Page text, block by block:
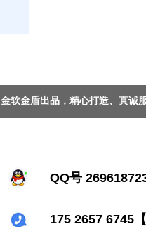
金软金盾出品，精心打造、真
QQ号
175 2657 6745